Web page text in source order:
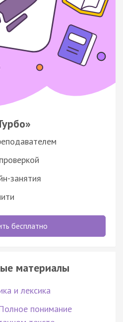
занятия
бесплатно
материалы
и лексика
понимание